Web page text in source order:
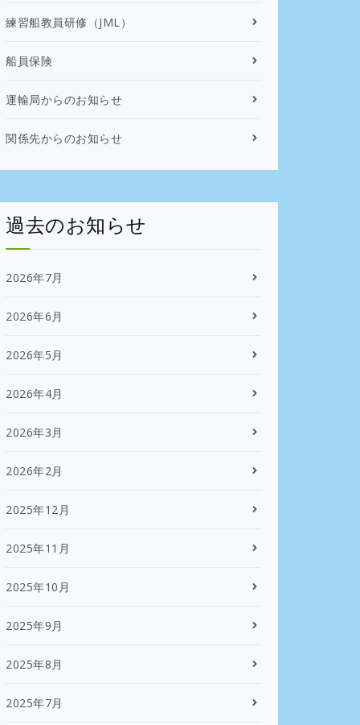
練習船教員研修（JML）
船員保険
運輸局からのお知らせ
関係先からのお知らせ
過去のお知らせ
2026年7月
2026年6月
2026年5月
2026年4月
2026年3月
2026年2月
2025年12月
2025年11月
2025年10月
2025年9月
2025年8月
2025年7月